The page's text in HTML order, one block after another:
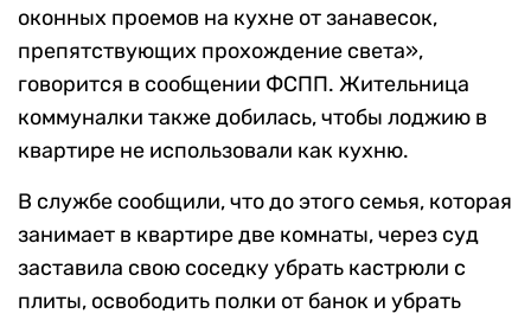
оконных проемов на кухне от занавесок,
препятствующих прохождение света»,
говорится в сообщении ФСПП. Жительница
коммуналки также добилась, чтобы лоджию в
квартире не использовали как кухню.
В службе сообщили, что до этого семья, которая
занимает в квартире две комнаты, через суд
заставила свою соседку убрать кастрюли с
плиты, освободить полки от банок и убрать